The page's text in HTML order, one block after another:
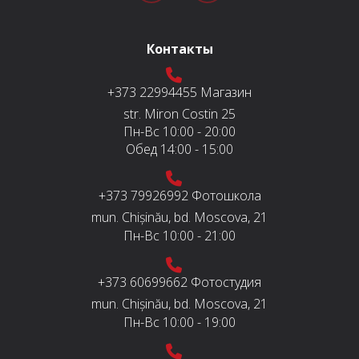
Контакты
+373 22994455 Магазин
str. Miron Costin 25
Пн-Вс 10:00 - 20:00
Обед 14:00 - 15:00
+373 79926992 Фотошкола
mun. Chișinău, bd. Moscova, 21
Пн-Вс 10:00 - 21:00
+373 60699662 Фотостудия
mun. Chișinău, bd. Moscova, 21
Пн-Вс 10:00 - 19:00